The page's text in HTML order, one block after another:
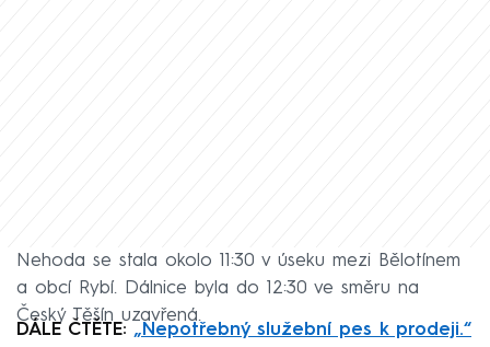
Nehoda se stala okolo 11:30 v úseku mezi Bělotínem
a obcí Rybí. Dálnice byla do 12:30 ve směru na
Český Těšín uzavřená.
DÁLE ČTĚTE: „Nepotřebný služební pes k prodeji.“